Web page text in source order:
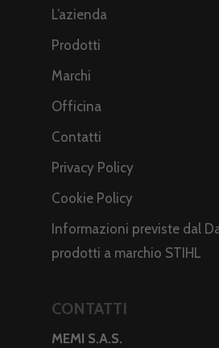
L’azienda
Prodotti
Marchi
Officina
Contatti
Privacy Policy
Cookie Policy
Informazioni previste dal
prodotti a marchio STIHL
CONTATTI
MEMI S.A.S.